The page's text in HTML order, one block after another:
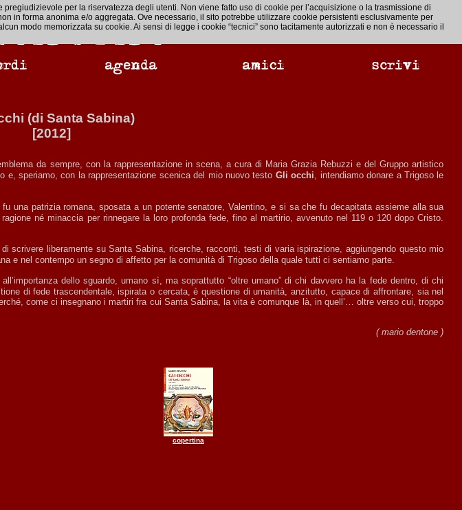
(di Santa Sabina)
[2012]
e, speriamo, con la rappresentazione scenica del mio nuovo testo Gli occhi, intendiamo donare a Trigoso le
né minaccia per rinnegare la loro profonda fede, fino al martirio, avvenuto nel 119 o 120 dopo Cristo.
e nel contempo un segno di affetto per la comunità di Trigoso della quale tutti ci sentiamo parte.
dello sguardo, umano sì, ma soprattutto “oltre umano” di chi davvero ha la fede dentro, di chi
di fede trascendentale, ispirata o cercata, è questione di umanità, anzitutto, capace di affrontare, sia nel
come ci insegnano i martiri fra cui Santa Sabina, la vita è comunque là, in quell’… oltre verso cui, troppo
( mario dentone )
copertina
per la riservatezza degli utenti. Non viene fatto uso di cookie per l’acquisizione o la trasmissione di
in forma anonima e/o aggregata. Ove necessario, il sito potrebbe utilizzare cookie persistenti esclusivamente per
modo memorizzata su cookie. Ai sensi di legge i cookie “tecnici” sono tacitamente autorizzati e non è necessario il